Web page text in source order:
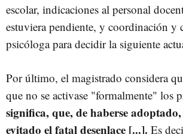
escolar, indicaciones al personal
estuviera pendiente, y coordinación y
psicóloga para decidir la siguiente
Por último, el magistrado considera
que no se activase "formalmente" los
significa, que, de haberse
evitado el fatal desenlace [...]. Es